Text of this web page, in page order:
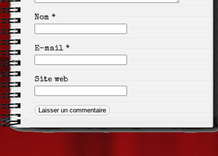
Nom *
E-mail *
Site web